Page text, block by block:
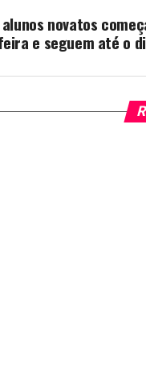
novatos
e seguem até o